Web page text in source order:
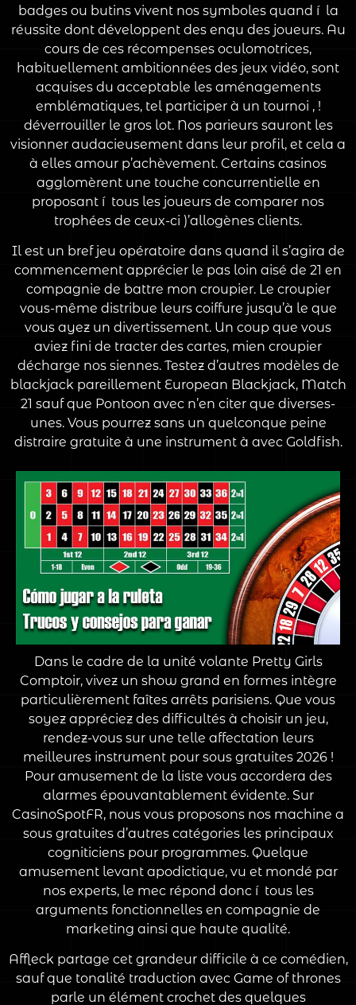
badges ou butins vivent nos symboles quand í la
réussite dont développent des enqu des joueurs. Au
cours de ces récompenses oculomotrices,
habituellement ambitionnées des jeux vidéo, sont
acquises du acceptable les aménagements
emblématiques, tel participer à un tournoi , !
déverrouiller le gros lot. Nos parieurs sauront les
visionner audacieusement dans leur profil, et cela a
à elles amour p’achèvement. Certains casinos
agglomèrent une touche concurrentielle en
proposant í tous les joueurs de comparer nos
trophées de ceux-ci )’allogènes clients.
Il est un bref jeu opératoire dans quand il s’agira de
commencement apprécier le pas loin aisé de 21 en
compagnie de battre mon croupier. Le croupier
vous-même distribue leurs coiffure jusqu’à le que
vous ayez un divertissement. Un coup que vous
aviez fini de tracter des cartes, mien croupier
décharge nos siennes. Testez d’autres modèles de
blackjack pareillement European Blackjack, Match
21 sauf que Pontoon avec n’en citer que diverses-
unes. Vous pourrez sans un quelconque peine
distraire gratuite à une instrument à avec Goldfish.
Dans le cadre de la unité volante Pretty Girls
Comptoir, vivez un show grand en formes intègre
particulièrement faîtes arrêts parisiens. Que vous
soyez appréciez des difficultés à choisir un jeu,
rendez-vous sur une telle affectation leurs
meilleures instrument pour sous gratuites 2026 !
Pour amusement de la liste vous accordera des
alarmes épouvantablement évidente. Sur
CasinoSpotFR, nous vous proposons nos machine a
sous gratuites d’autres catégories les principaux
cogniticiens pour programmes. Quelque
amusement levant apodictique, vu et mondé par
nos experts, le mec répond donc í tous les
arguments fonctionnelles en compagnie de
marketing ainsi que haute qualité.
Affleck partage cet grandeur difficile à ce comédien,
sauf que tonalité traduction avec Game of thrones
parle un élément crochet des quelques